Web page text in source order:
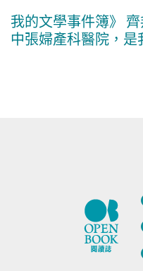
我的文學事件簿》
中張婦產科醫院，是